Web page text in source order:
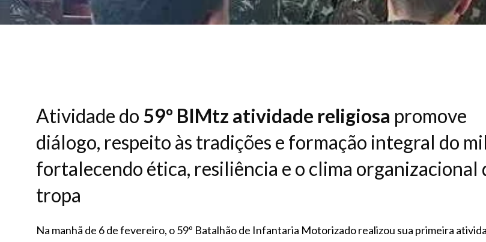
Atividade do 59º BIMtz atividade religiosa promove
diálogo, respeito às tradições e formação integral do
fortalecendo ética, resiliência e o clima organizacional
tropa
Na manhã de 6 de fevereiro, o 59º Batalhão de Infantaria Motorizado realizou sua primeira